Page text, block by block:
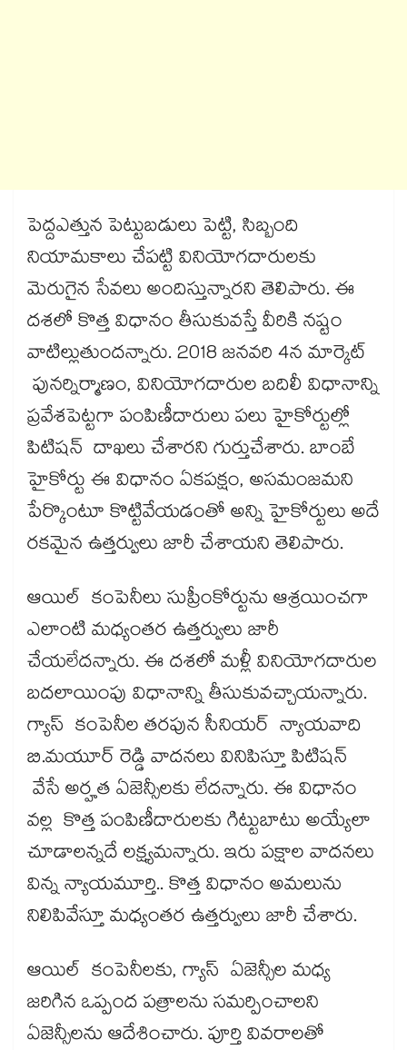
పెద్దఎత్తున పెట్టుబడులు పెట్టి, సిబ్బంది
నియామకాలు చేపట్టి వినియోగదారులకు
మెరుగైన సేవలు అందిస్తున్నారని తెలిపారు. ఈ
దశలో కొత్త విధానం తీసుకువస్తే వీరికి నష్టం
వాటిల్లుతుందన్నారు. 2018 జనవరి 4న మార్కెట్‌
పునర్నిర్మాణం, వినియోగదారుల బదిలీ విధానాన్ని
ప్రవేశపెట్టగా పంపిణీదారులు పలు హైకోర్టుల్లో
పిటిషన్‌ దాఖలు చేశారని గుర్తుచేశారు. బాంబే
హైకోర్టు ఈ విధానం ఏకపక్షం, అసమంజమని
పేర్కొంటూ కొట్టివేయడంతో అన్ని హైకోర్టులు అదే
రకమైన ఉత్తర్వులు జారీ చేశాయని తెలిపారు.
ఆయిల్‌ కంపెనీలు సుప్రీంకోర్టును ఆశ్రయించగా
ఎలాంటి మధ్యంతర ఉత్తర్వులు జారీ
చేయలేదన్నారు. ఈ దశలో మళ్లీ వినియోగదారుల
బదలాయింపు విధానాన్ని తీసుకువచ్చాయన్నారు.
గ్యాస్‌ కంపెనీల తరపున సీనియర్‌ న్యాయవాది
బి.మయూర్‌ రెడ్డి వాదనలు వినిపిస్తూ పిటిషన్‌
వేసే అర్హత ఏజెన్సీలకు లేదన్నారు. ఈ విధానం
వల్ల కొత్త పంపిణీదారులకు గిట్టుబాటు అయ్యేలా
చూడాలన్నదే లక్ష్యమన్నారు. ఇరు పక్షాల వాదనలు
విన్న న్యాయమూర్తి.. కొత్త విధానం అమలును
నిలిపివేస్తూ మధ్యంతర ఉత్తర్వులు జారీ చేశారు.
ఆయిల్‌ కంపెనీలకు, గ్యాస్‌ ఏజెన్సీల మధ్య
జరిగిన ఒప్పంద పత్రాలను సమర్పించాలని
ఏజెన్సీలను ఆదేశించారు. పూర్తి వివరాలతో